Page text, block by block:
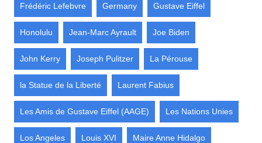
Frédéric Lefebvre Germany Gustave Eiffel
Honolulu Jean-Marc Ayrault Joe Biden
John Kerry Joseph Pulitzer La Pérouse
la Statue de la Liberté Laurent Fabius
Les Amis de Gustave Eiffel (AAGE) Les Nations Unies
Los Angeles Louis XVI Maire Anne Hidalgo